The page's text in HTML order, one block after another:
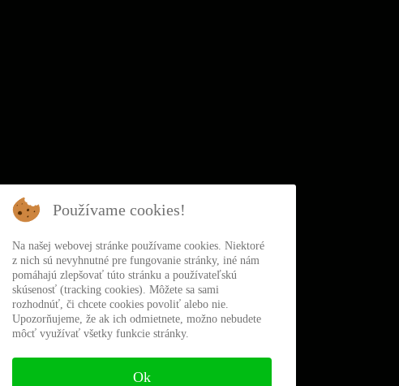
Používame cookies!
Na našej webovej stránke používame cookies. Niektoré
z nich sú nevyhnutné pre fungovanie stránky, iné nám
pomáhajú zlepšovať túto stránku a používateľskú
skúsenosť (tracking cookies). Môžete sa sami
rozhodnúť, či chcete cookies povoliť alebo nie.
Upozorňujeme, že ak ich odmietnete, možno nebudete
môcť využívať všetky funkcie stránky.
Ok